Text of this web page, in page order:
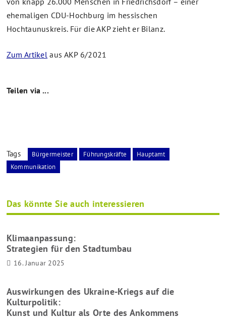
ehemaligen CDU-Hochburg im hessischen
Hochtaunuskreis. Für die AKP zieht er Bilanz.
Zum Artikel aus AKP 6/2021
Teilen via ...
Tags Bürgermeister Führungskräfte
Hauptamt
Kommunikation
Das könnte Sie auch interessieren
Klimaanpassung:
Strategien für den Stadtumbau
16. Januar 2025
Auswirkungen des Ukraine-Kriegs auf die
Kulturpolitik:
Kunst und Kultur als Orte des Ankommens